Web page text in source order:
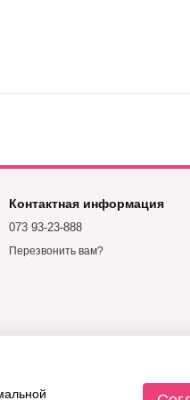
Контактная информация
073 93-23-888
Перезвонить вам?